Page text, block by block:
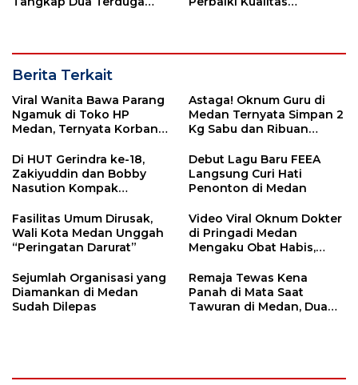
Berita Terkait
Viral Wanita Bawa Parang
Ngamuk di Toko HP
Medan, Ternyata Korban
Astaga! Oknum Guru di
Medan Ternyata Simpan 2
Kg Sabu dan Ribuan
Di HUT Gerindra ke-18,
Zakiyuddin dan Bobby
Nasution Kompak
Debut Lagu Baru FEEA
Langsung Curi Hati
Penonton di Medan
Fasilitas Umum Dirusak,
Wali Kota Medan Unggah
“Peringatan Darurat”
Video Viral Oknum Dokter
di Pringadi Medan
Mengaku Obat Habis,
Nasution
Sejumlah Organisasi yang
Diamankan di Medan
Sudah Dilepas
Remaja Tewas Kena
Panah di Mata Saat
Tawuran di Medan, Dua